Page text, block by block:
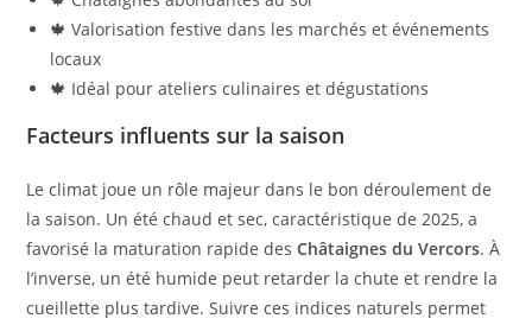
🍁 Valorisation festive dans les marchés et événements
locaux
🍁 Idéal pour ateliers culinaires et dégustations
Facteurs influents sur la saison
Le climat joue un rôle majeur dans le bon déroulement de
la saison. Un été chaud et sec, caractéristique de 2025, a
favorisé la maturation rapide desChâtaignes du Vercors. À
l’inverse, un été humide peut retarder la chute et rendre la
cueillette plus tardive. Suivre ces indices naturels permet